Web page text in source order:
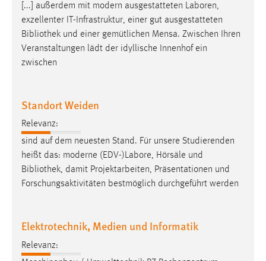
[...] außerdem mit modern ausgestatteten Laboren,
exzellenter IT-Infrastruktur, einer gut ausgestatteten
Bibliothek und einer gemütlichen Mensa. Zwischen Ihren
Veranstaltungen lädt der idyllische Innenhof ein
zwischen
Standort Weiden
Relevanz:
sind auf dem neuesten Stand. Für unsere Studierenden
heißt das: moderne (EDV-)Labore, Hörsäle und
Bibliothek, damit Projektarbeiten, Präsentationen und
Forschungsaktivitäten bestmöglich durchgeführt werden
Elektrotechnik, Medien und Informatik
Relevanz:
Cookie Laufzeit:
Max. 13 Monate
verwendet, um personalisierte Werbung anzuzeigen.
Sie tun dies, indem sie Besucher über Websites
hinweg verfolgen.
Google Ads
Name:
Anbieter: